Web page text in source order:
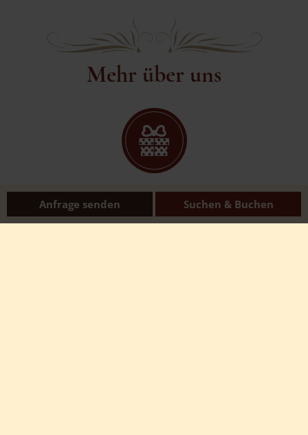
Mehr über uns
GUTSCHEIN
Genusszeit verschenken
Anfrage senden Suchen & Buchen